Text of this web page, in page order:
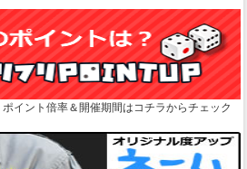
イント倍率＆開催期間はコチラからチェック